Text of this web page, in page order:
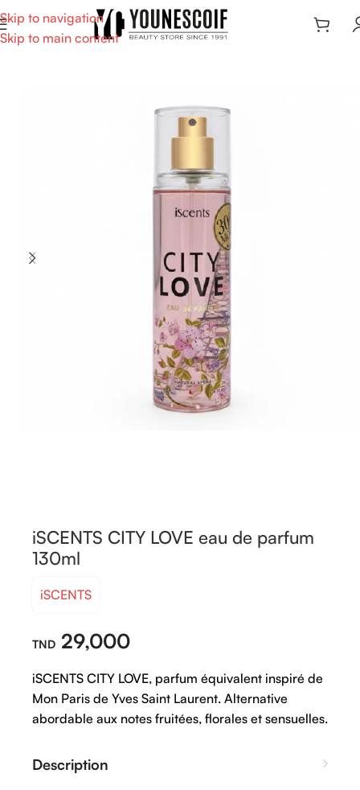
Skip to navigation
Skip to main content
iSCENTS CITY LOVE eau de parfum
130ml
iSCENTS
29,000
iSCENTS CITY LOVE, parfum équivalent inspiré de
Mon Paris de Yves Saint Laurent. Alternative
abordable aux notes fruitées, florales et sensuelles.
Description